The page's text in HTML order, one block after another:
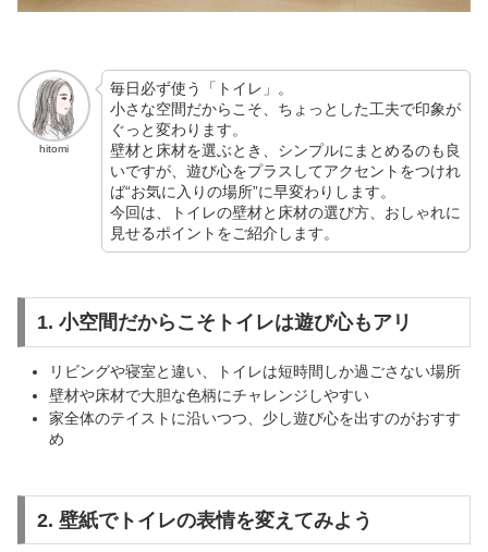
hitomi
毎日必ず使う「トイレ」。
小さな空間だからこそ、ちょっとした工夫で印象が
ぐっと変わります。
壁材と床材を選ぶとき、シンプルにまとめるのも良
いですが、遊び心をプラスしてアクセントをつけれ
ば“お気に入りの場所”に早変わりします。
今回は、トイレの壁材と床材の選び方、おしゃれに
見せるポイントをご紹介します。
1. 小空間だからこそトイレは遊び心もアリ
リビングや寝室と違い、トイレは短時間しか過ごさない場所
壁材や床材で大胆な色柄にチャレンジしやすい
家全体のテイストに沿いつつ、少し遊び心を出すのがおすす
め
2. 壁紙でトイレの表情を変えてみよう